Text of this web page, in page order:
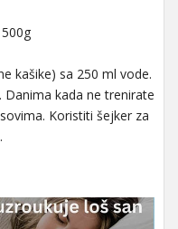
500g
kašike) sa 250 ml vode.
kada ne trenirate
Koristiti šejker za